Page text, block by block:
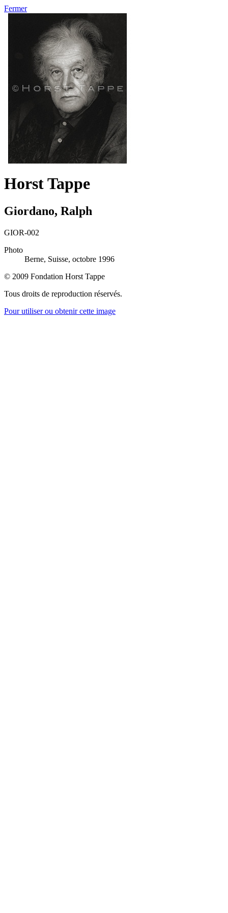
Fermer
Horst Tappe
Giordano, Ralph
GIOR-002
Photo
Berne, Suisse, octobre 1996
© 2009 Fondation Horst Tappe
Tous droits de reproduction réservés.
Pour utiliser ou obtenir cette image